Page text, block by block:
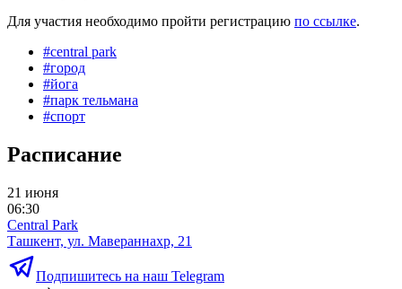
Для участия необходимо пройти регистрацию по ссылке.
#central park
#город
#йога
#парк тельмана
#спорт
Расписание
21 июня
06:30
Central Park
Ташкент, ул. Мавераннахр, 21
Подпишитесь на наш Telegram